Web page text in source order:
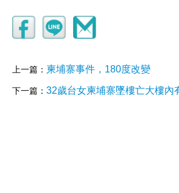
上一篇： 柬埔寨事件，180度改變
下一篇： 32歲台女柬埔寨墜樓亡大樓內有多名台灣人